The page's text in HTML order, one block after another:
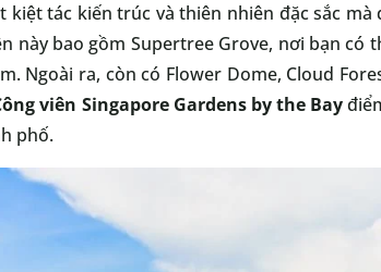
kiệt tác kiến trúc và thiên nhiên đặc sắc
này bao gồm Supertree Grove, nơi bạn có
Ngoài ra, còn có Flower Dome, Cloud
viên Singapore Gardens by the Bay
phố.